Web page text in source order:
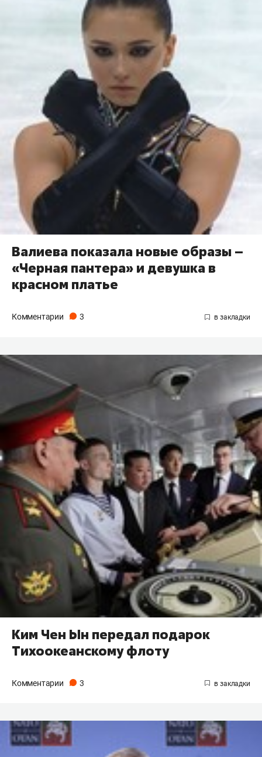
Валиева показала новые образы –
«Черная пантера» и девушка в
красном платье
Комментарии 3
Ким Чен Ын передал подарок
Тихоокеанскому флоту
Комментарии 3